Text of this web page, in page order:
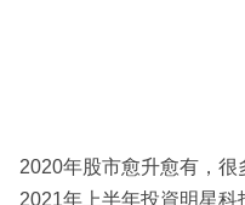
2020年股市愈升愈有，
2021年上半年投資明星